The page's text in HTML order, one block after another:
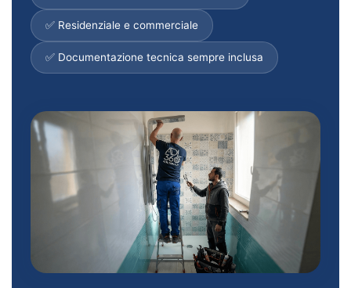
✅ Residenziale e commerciale
✅ Documentazione tecnica sempre inclusa